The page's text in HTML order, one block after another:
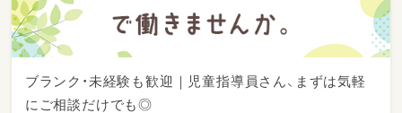
ブランク・未経験も歓迎｜児童指導員さん、まずは気軽
にご相談だけでも◎